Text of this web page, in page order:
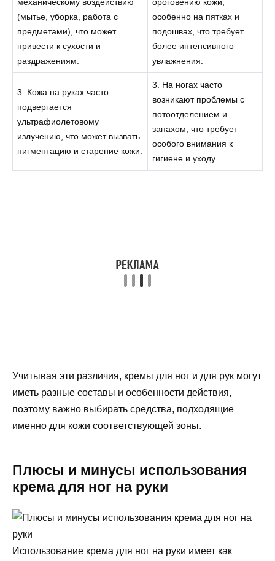
(мытье, уборка, работа с
предметами), что может
привести к сухости и
раздражениям.
особенно на пятках и
подошвах, что требует
более интенсивного
увлажнения.
3. Кожа на руках часто
подвергается
ультрафиолетовому
излучению, что может вызвать
пигментацию и старение кожи.
3. На ногах часто
возникают проблемы с
потоотделением и
запахом, что требует
особого внимания к
гигиене и уходу.
Учитывая эти различия, кремы для ног и для рук могут
иметь разные составы и особенности действия,
поэтому важно выбирать средства, подходящие
именно для кожи соответствующей зоны.
Плюсы и минусы использования
крема для ног на руки
Использование крема для ног на руки имеет как